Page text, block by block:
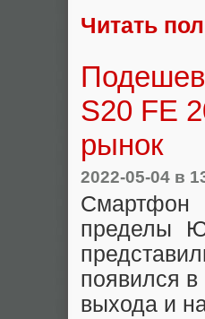
Читать
S20 FE
рынок
2022-05-04 в
пределы
появился
выхода и